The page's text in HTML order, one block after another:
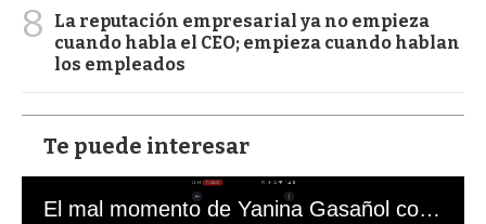
8
La reputación empresarial ya no empieza
cuando habla el CEO; empieza cuando hablan
los empleados
Te puede interesar
El mal momento de Yanina Gasañol con un hincha argentino en "Subrayado"